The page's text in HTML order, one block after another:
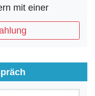
mit einer